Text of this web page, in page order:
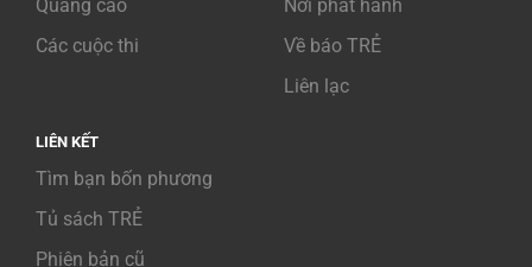
Quảng cáo
Các cuộc thi
Nơi phát hành
Về báo TRẺ
Liên lạc
LIÊN KẾT
Tìm bạn bốn phương
Tủ sách TRẺ
Phiên bản cũ